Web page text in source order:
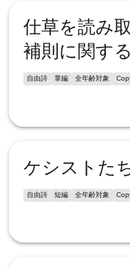
仕草を読み
補則に関す
自由詩 掌編 全年齢対象
ケシストた
自由詩 短編 全年齢対象